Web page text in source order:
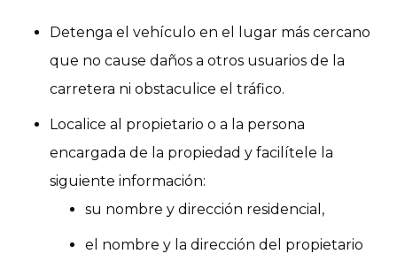
Detenga el vehículo en el lugar más cercano
que no cause daños a otros usuarios de la
carretera ni obstaculice el tráfico.
Localice al propietario o a la persona
encargada de la propiedad y facilítele la
siguiente información:
su nombre y dirección residencial,
el nombre y la dirección del propietario